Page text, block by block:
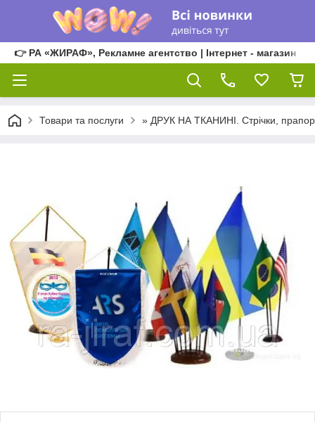
👉 РА «ЖИРАФ», Рекламне агентство | Інтернет - магазин
Товари та послуги » ДРУК НА ТКАНИНІ. Стрічки,